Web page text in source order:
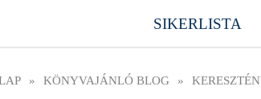
SIKERLISTA
» KÖNYVAJÁNLÓ BLOG »